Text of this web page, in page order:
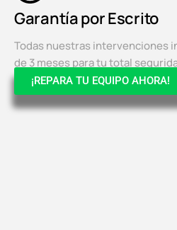
Garantía por Escrito
Todas nuestras intervenciones
de 3 meses para tu total
¡REPARA TU EQUIPO AHORA!